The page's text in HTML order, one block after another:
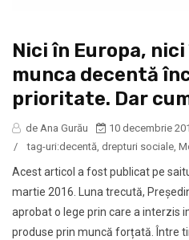
Nici în Europa,
munca decentă
prioritate. Dar
de Ana Gurău
10 decembrie
/
tag-uri:decentă, drepturi sociale,
Acest articol a fost publicat pe
martie 2016. Luna trecută,
aprobat o lege prin care a interzis
produse prin muncă forțată. Între